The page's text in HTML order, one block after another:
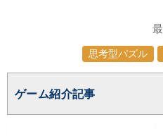
思考型パズル
ゲーム紹介記事